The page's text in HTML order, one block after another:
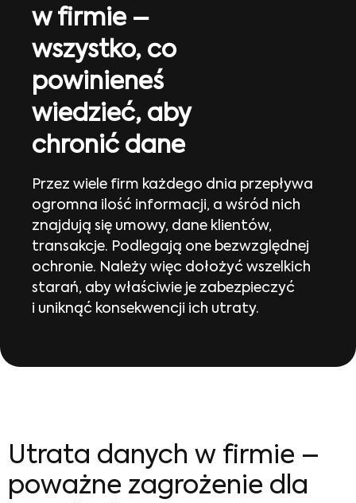
w firmie –
wszystko, co
powinieneś
wiedzieć, aby
chronić dane
Przez wiele firm każdego dnia przepływa
ogromna ilość informacji, a wśród nich
znajdują się umowy, dane klientów,
transakcje. Podlegają one bezwzględnej
ochronie. Należy więc dołożyć wszelkich
starań, aby właściwie je zabezpieczyć
i uniknąć konsekwencji ich utraty.
Utrata danych w firmie –
poważne zagrożenie dla